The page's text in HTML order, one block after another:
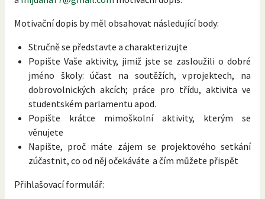
Motivační dopis by měl obsahovat následující body:
Stručně se představte a charakterizujte
Popište Vaše aktivity, jimiž jste se zasloužili o dobré
jméno školy: účast na soutěžích, v projektech, na
dobrovolnických akcích; práce pro třídu, aktivita ve
studentském parlamentu apod.
Popište krátce mimoškolní aktivity, kterým se
věnujete
Napište, proč máte zájem se projektového setkání
zúčastnit, co od něj očekáváte a čím můžete přispět
Přihlašovací formulář: